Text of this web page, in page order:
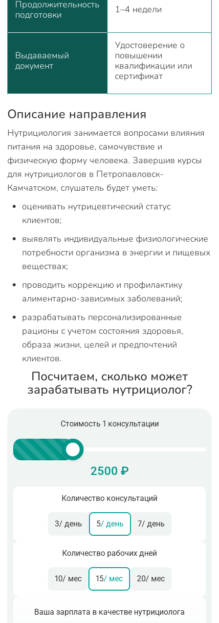
Продолжительность
подготовки
1–4 недели
Выдаваемый
документ
Удостоверение о
повышении
квалификации или
сертификат
Описание направления
Нутрициология занимается вопросами влияния
питания на здоровье, самочувствие и
физическую форму человека. Завершив курсы
для нутрициологов в Петропавловск-
Камчатском, слушатель будет уметь:
оценивать нутрицевтический статус
клиентов;
выявлять индивидуальные физиологические
потребности организма в энергии и пищевых
веществах;
проводить коррекцию и профилактику
алиментарно-зависимых заболеваний;
разрабатывать персонализированные
рационы с учетом состояния здоровья,
образа жизни, целей и предпочтений
клиентов.
Посчитаем, сколько может
зарабатывать нутрициолог?
Стоимость 1 консультации
2500 ₽
Количество консультаций
3/ день 5/ день 7/ день
Количество рабочих дней
10/ мес 15/ мес 20/ мес
Ваша зарплата в качестве нутрициолога